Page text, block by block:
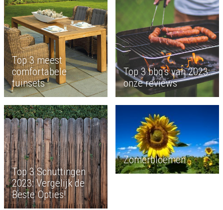
Top 3 meest
comfortabele
tuinsets
Top 3 bbq's van 2023:
onze reviews
Top 3 Schuttingen
2023: Vergelijk de
Beste Opties!
Zomerbloemen